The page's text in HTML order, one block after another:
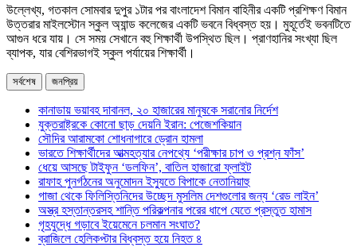
উল্লেখ্য, গতকাল সোমবার দুপুর ১টার পর বাংলাদেশ বিমান বাহিনীর একটি প্রশিক্ষণ বিমান
উত্তরার মাইলস্টোন স্কুল অ্যান্ড কলেজের একটি ভবনে বিধ্বস্ত হয়। মুহূর্তেই ভবনটিতে
আগুন ধরে যায়। সে সময় সেখানে বহু শিক্ষার্থী উপস্থিত ছিল। প্রাণহানির সংখ্যা ছিল
ব্যাপক, যার বেশিরভাগই স্কুল পর্যায়ের শিক্ষার্থী।
সর্বশেষ জনপ্রিয়
কানাডায় ভয়াবহ দাবানল, ২০ হাজারের মানুষকে সরানোর নির্দেশ
যুক্তরাষ্ট্রকে কোনো ছাড় দেয়নি ইরান: পেজেশকিয়ান
সৌদির আরামকো শোধনাগারে ড্রোন হামলা
ভারতে শিক্ষার্থীদের আত্মহত্যার নেপথ্যে ‘পরীক্ষার চাপ ও প্রশ্ন ফাঁস’
ধেয়ে আসছে টাইফুন ‘ডলফিন’, বাতিল হাজারো ফ্লাইট
রাফাহ পুনর্গঠনের অনুমোদন ইস্যুতে বিপাকে নেতানিয়াহু
গাজা থেকে ফিলিস্তিনিদের উচ্ছেদ মুসলিম দেশগুলোর জন্য ‘রেড লাইন’
অস্ত্র হস্তান্তরসহ শান্তি পরিকল্পনার পরের ধাপে যেতে প্রস্তুত হামাস
গৃহযুদ্ধে গড়াবে ইয়েমেনে চলমান সংঘাত?
ব্রাজিলে হেলিকপ্টার বিধ্বস্ত হয়ে নিহত ৪